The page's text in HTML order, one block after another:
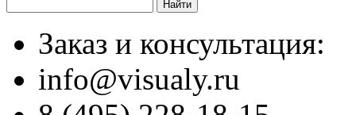
Заказ и консультация:
info@visualy.ru